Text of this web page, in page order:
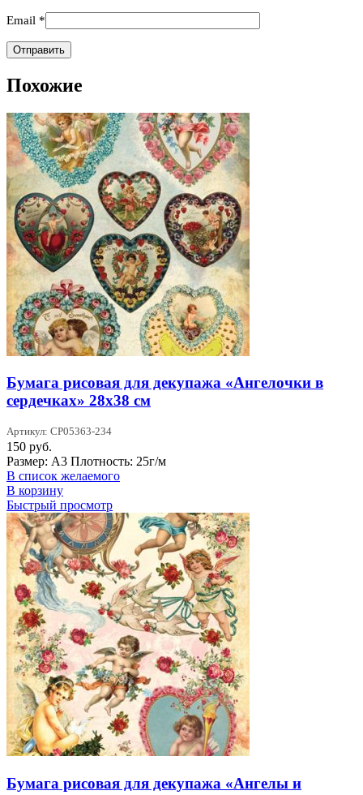
Email *
Похожие
Бумага рисовая для декупажа «Ангелочки в
сердечках» 28х38 см
Артикул: CP05363-234
150 руб.
Размер: А3 Плотность: 25г/м
В список желаемого
В корзину
Быстрый просмотр
Бумага рисовая для декупажа «Ангелы и